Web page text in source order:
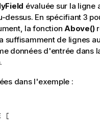
évaluée sur la ligne
dessus. En spécifiant 3
la fonction Above()
suffisamment de lignes
données d'entrée dans
.
dans l'exemple :
[